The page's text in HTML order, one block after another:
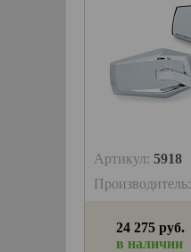
Артикул: 5918
Производитель:
24 275 руб.
в наличии